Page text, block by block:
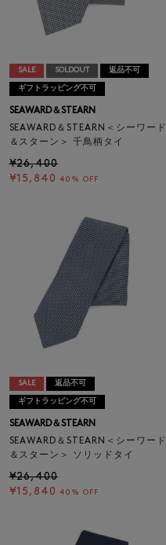
SALE SOLDOUT 返品不可
ギフトラッピング不可
SEAWARD＆STEARN
SEAWARD＆STEARN＜シーワード
＆スターン＞ 千鳥柄タイ
¥26,400
¥15,840 40% OFF
SALE 返品不可
ギフトラッピング不可
SEAWARD＆STEARN
SEAWARD＆STEARN＜シーワード
＆スターン＞ ソリッドタイ
¥26,400
¥15,840 40% OFF